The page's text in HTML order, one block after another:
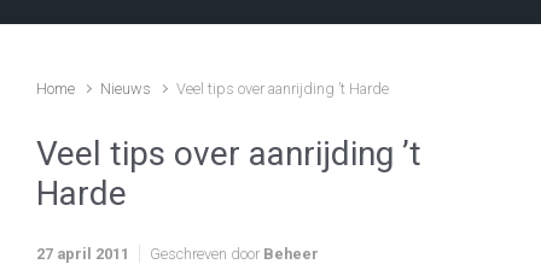
Home Nieuws Veel tips over aanrijding ’t Harde
Veel tips over aanrijding ’t
Harde
27 april 2011 Geschreven door Beheer